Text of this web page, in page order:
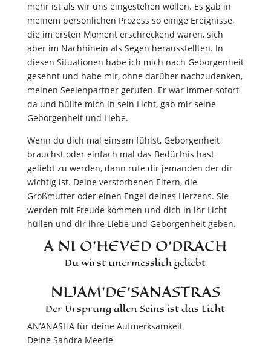
mehr ist als wir uns eingestehen wollen. Es gab in
meinem persönlichen Prozess so einige Ereignisse,
die im ersten Moment erschreckend waren, sich
aber im Nachhinein als Segen herausstellten. In
diesen Situationen habe ich mich nach Geborgenheit
gesehnt und habe mir, ohne darüber nachzudenken,
meinen Seelenpartner gerufen. Er war immer sofort
da und hüllte mich in sein Licht, gab mir seine
Geborgenheit und Liebe.
Wenn du dich mal einsam fühlst, Geborgenheit
brauchst oder einfach mal das Bedürfnis hast
geliebt zu werden, dann rufe dir jemanden der dir
wichtig ist. Deine verstorbenen Eltern, die
Großmutter oder einen Engel deines Herzens. Sie
werden mit Freude kommen und dich in ihr Licht
hüllen und dir ihre Liebe und Geborgenheit geben.
A NI O’HEVED O’DRACH
Du wirst unermesslich geliebt
NIJAM’DE’SANASTRAS
Der Ursprung allen Seins ist das Licht
AN’ANASHA für deine Aufmerksamkeit
Deine Sandra Meerle